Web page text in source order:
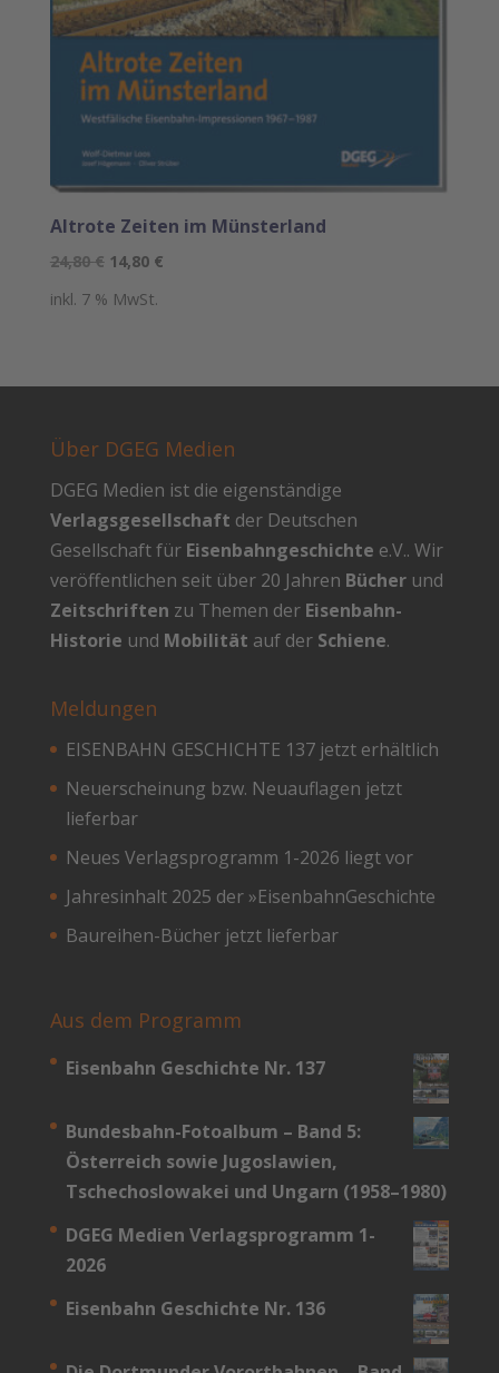
Altrote Zeiten im Münsterland
24,80€ Ursprünglicher
war:
14,80 €Aktueller
inkl. 7 % MwSt.
Über DGEG Medien
DGEG Medien ist die eigenständige
Verlagsgesellschaft der Deutschen
Gesellschaft für Eisenbahngeschichte e.V.. Wir
veröffentlichen seit über 20 Jahren Bücherund
Zeitschriften zu Themen der Eisenbahn-
Historie und Mobilität auf der Schiene.
Meldungen
EISENBAHN GESCHICHTE 137 jetzt erhältlich
Neuerscheinung bzw. Neuauflagen jetzt
lieferbar
Neues Verlagsprogramm 1-2026 liegt vor
Jahresinhalt 2025 der »EisenbahnGeschichte
Baureihen-Bücher jetzt lieferbar
Aus dem Programm
Eisenbahn Geschichte Nr. 137
Bundesbahn-­Fotoalbum – Band 5:
Österreich sowie Jugoslawien,
Tschechoslowakei und Ungarn (1958–1980)
DGEG Medien Verlagsprogramm 1-
2026
Eisenbahn Geschichte Nr. 136